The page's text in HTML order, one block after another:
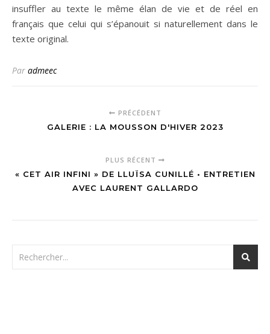
insuffler au texte le même élan de vie et de réel en
français que celui qui s’épanouit si naturellement dans le
texte original.
Par admeec
PRÉCÉDENT
GALERIE : LA MOUSSON D'HIVER 2023
PLUS RÉCENT
« CET AIR INFINI » DE LLUÏSA CUNILLÉ • ENTRETIEN
AVEC LAURENT GALLARDO